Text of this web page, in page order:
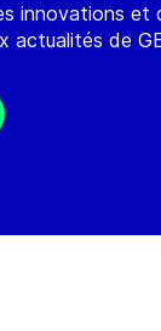
innovations et
actualités de